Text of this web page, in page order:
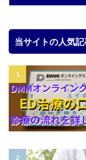
当サイトの人気